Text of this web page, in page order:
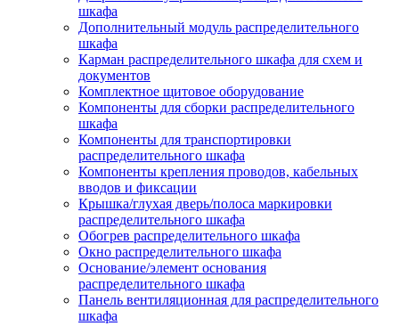
шкафа
Дополнительный модуль распределительного
шкафа
Карман распределительного шкафа для схем и
документов
Комплектное щитовое оборудование
Компоненты для сборки распределительного
шкафа
Компоненты для транспортировки
распределительного шкафа
Компоненты крепления проводов, кабельных
вводов и фиксации
Крышка/глухая дверь/полоса маркировки
распределительного шкафа
Обогрев распределительного шкафа
Окно распределительного шкафа
Основание/элемент основания
распределительного шкафа
Панель вентиляционная для распределительного
шкафа